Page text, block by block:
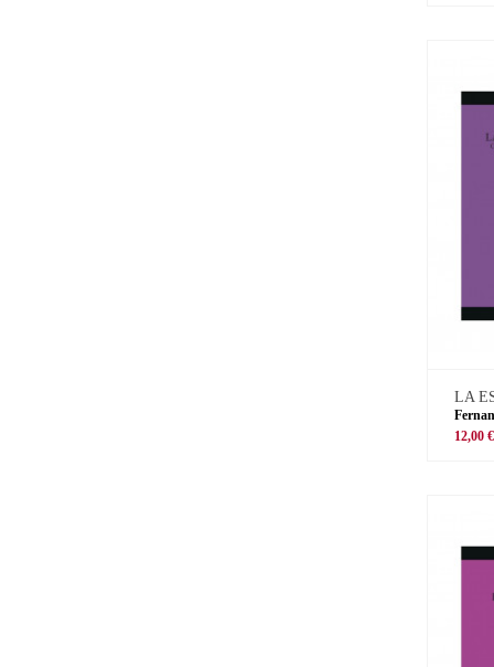
LA
12,00 €